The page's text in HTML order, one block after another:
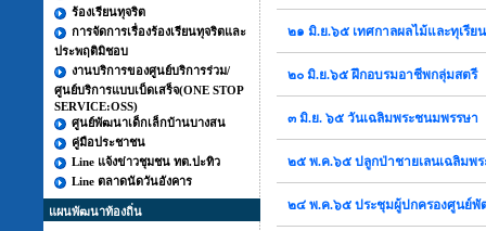
ร้องเรียนทุจริต
การจัดการเรื่องร้องเรียนทุจริตและ
ประพฤติมิชอบ
งานบริการของศูนย์บริการร่วม/
ศูนย์บริการแบบเบ็ดเสร็จ(ONE STOP
SERVICE:OSS)
ศูนย์พัฒนาเด็กเล็กบ้านบางสน
คู่มือประชาชน
Line แจ้งข่าวชุมชน ทต.ปะทิว
Line ตลาดนัดวันอังคาร
แผนพัฒนาท้องถิ่น
๒๑ มิ.ย.๖๕ เทศกาลผลไม้และทุเรีย
๒๐ มิ.ย.๖๕ ฝึกอบรมอาชีพกลุ่มสตรี
๓ มิ.ย. ๖๕ วันเฉลิมพระชนมพรรษา
๒๕ พ.ค.๖๕ ปลูกป่าชายเลนเฉลิมพร
๒๔ พ.ค.๖๕ ประชุมผู้ปกครองศูนย์พั